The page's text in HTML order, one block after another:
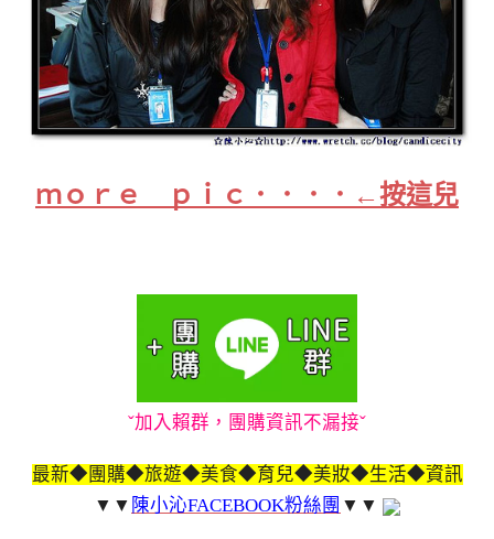
ｍｏｒｅ ｐｉｃ．．．．←按這兒
ˇ加入賴群，團購資訊不漏接ˇ
最新◆團購◆旅遊◆美食◆育兒◆美妝◆生活◆資訊
▼▼ 陳小沁FACEBOOK粉絲團 ▼▼